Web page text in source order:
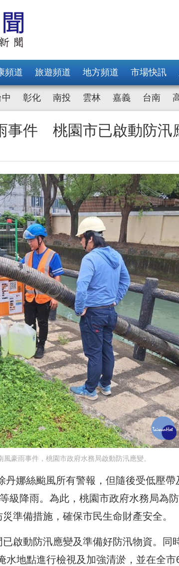
頻道 旅遊頻道 地方頻道 市場快訊
中 彰化 南投 雲林 嘉義 台南
事件 桃園市已啟動防汛
風豪雨事件，桃園市政府水務局啟動防汛應變。
娜絲颱風所有警報，但隨後受低壓帶
級降雨。為此，桃園市政府水務局為
準備措施，確保市民生命財產安全。
啟動防汛應變及準備好防汛物資。同
水地點進行檢視及加強清淤，並在全